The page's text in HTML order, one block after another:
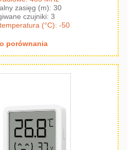
zasięg (m): 30
czujniki: 3
(°C): -50
porównania